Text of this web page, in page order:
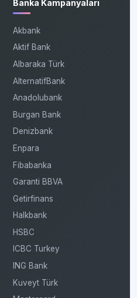
Banka Kampanyaları
Akbank
Aktif Bank
Albaraka Türk
AlternatifBank
Anadolubank
Burgan Bank
Denizbank
Enpara
Fibabanka
Garanti BBVA
Getirfinans
Halkbank
HSBC
ICBC Turkey
ING Bank
Kuveyt Türk